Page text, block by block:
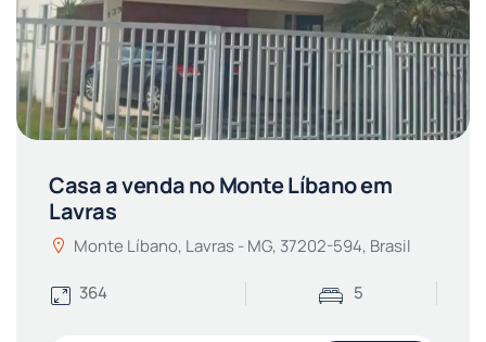
Casa a venda no Monte Líbano em
Lavras
Monte Líbano, Lavras - MG, 37202-594, Brasil
364 5